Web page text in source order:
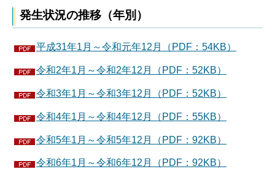
発生状況の推移（年別）
平成31年1月～令和元年12月（PDF：54KB）
令和2年1月～令和2年12月（PDF：52KB）
令和3年1月～令和3年12月（PDF：52KB）
令和4年1月～令和4年12月（PDF：55KB）
令和5年1月～令和5年12月（PDF：92KB）
令和6年1月～令和6年12月（PDF：92KB）